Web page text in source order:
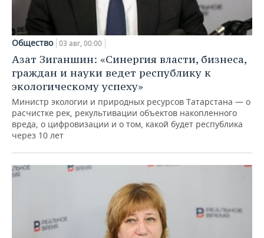
Общество 03 авг, 00:00
Азат Зиганшин: «Синергия власти, бизнеса,
граждан и науки ведет республику к
экологическому успеху»
Министр экологии и природных ресурсов Татарстана — о
расчистке рек, рекультивации объектов накопленного
вреда, о цифровизации и о том, какой будет республика
через 10 лет